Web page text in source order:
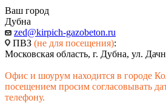
Ваш город
Дубна
zed@kirpich-gazobeton.ru
ПВЗ (не для посещения):
Московская область, г. Дубна, ул.
Офис и шоурум находится в городе
посещением просим согласовывать
телефону.